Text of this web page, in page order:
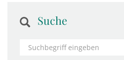
Suche